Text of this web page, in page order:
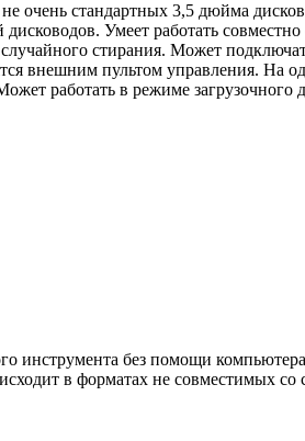
очень стандартных 3,5 дюйма
дисководов. Умеет работать
стирания. Может
внешним пультом управления. На
работать в режиме загрузочного
инструмента без помощи
в форматах не совместимых